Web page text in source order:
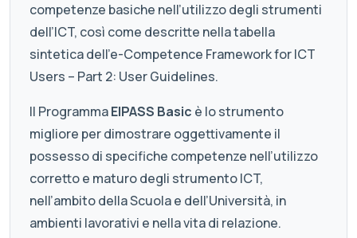
competenze basiche nell’utilizzo degli strumenti
dell’ICT, così come descritte nella tabella
sintetica dell’e-Competence Framework for ICT
Users – Part 2: User Guidelines.
Il ProgrammaEIPASS Basic è lo strumento
migliore per dimostrare oggettivamente il
possesso di specifiche competenze nell’utilizzo
corretto e maturo degli strumento ICT,
nell’ambito della Scuola e dell’Università, in
ambienti lavorativi e nella vita di relazione.